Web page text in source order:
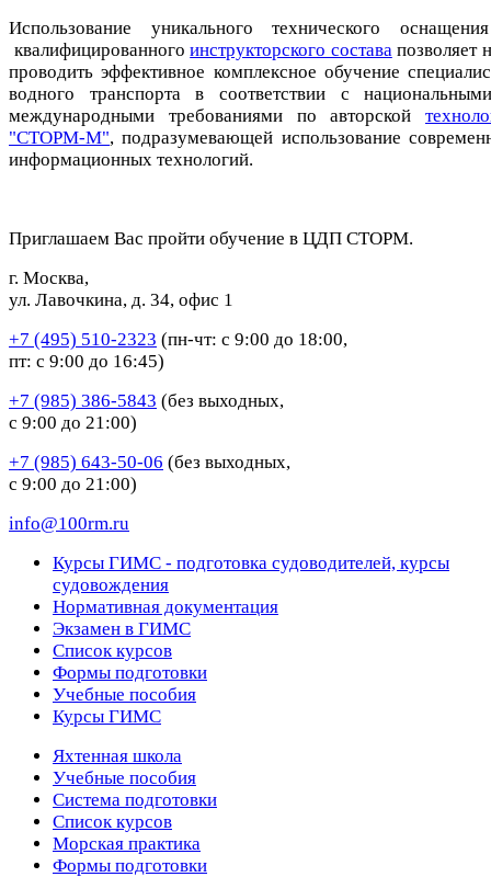
Использование уникального технического
квалифицированногоинструкторского составапозволяет
проводить эффективное комплексное обучение
водного транспорта в соответствии с
международными требованиями по авторской
"СТОРМ-М", подразумевающей использование
информационных технологий.
Приглашаем Вас пройти обучение в ЦДП СТОРМ.
г. Москва,
ул. Лавочкина, д. 34, офис 1
+7 (495) 510-2323 (пн-чт: с 9:00 до 18:00,
пт: с 9:00 до 16:45)
+7 (985) 386-5843 (без выходных,
с 9:00 до 21:00)
+7 (985) 643-50-06 (без выходных,
с 9:00 до 21:00)
info@100rm.ru
Курсы ГИМС - подготовка судоводителей, курсы
судовождения
Нормативная документация
Экзамен в ГИМС
Список курсов
Формы подготовки
Учебные пособия
Курсы ГИМС
Яхтенная школа
Учебные пособия
Cистема подготовки
Список курсов
Морская практика
Формы подготовки